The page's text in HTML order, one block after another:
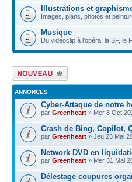
Illustrations et
Images, plans, photos et
Musique
Du vidéoclip à l'opéra, la SF, le
Écrire un nouveau
sujet
ANNONCES
Cyber-Attaque de notre
par Greenheart » Mer 8 Oct
Crash de Bing, Copilot,
par Greenheart » Jeu 23 Mai
Network DVD en
par Greenheart » Mer 31 Mai
Délestage coupures